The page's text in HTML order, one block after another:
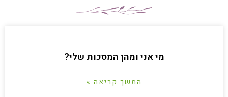
מי אני ומהן המסכות שלי?
המשך קריאה »